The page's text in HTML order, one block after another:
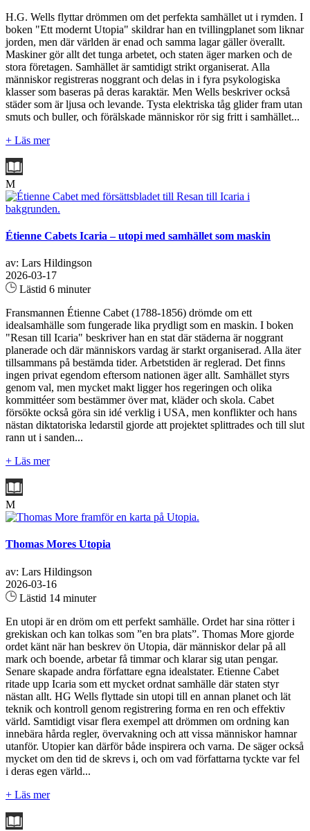
H.G. Wells flyttar drömmen om det perfekta samhället ut i rymden. I
boken "Ett modernt Utopia" skildrar han en tvillingplanet som liknar
jorden, men där världen är enad och samma lagar gäller överallt.
Maskiner gör allt det tunga arbetet, och staten äger marken och de
stora företagen. Samhället är samtidigt strikt organiserat. Alla
människor registreras noggrant och delas in i fyra psykologiska
klasser som baseras på deras karaktär. Men Wells beskriver också
städer som är ljusa och levande. Tysta elektriska tåg glider fram utan
smuts och buller, och förälskade människor rör sig fritt i samhället...
+ Läs mer
M
Étienne Cabets Icaria – utopi med samhället som maskin
av: Lars Hildingson
2026-03-17
Lästid 6 minuter
Fransmannen Étienne Cabet (1788-1856) drömde om ett
idealsamhälle som fungerade lika prydligt som en maskin. I boken
"Resan till Icaria" beskriver han en stat där städerna är noggrant
planerade och där människors vardag är starkt organiserad. Alla äter
tillsammans på bestämda tider. Arbetstiden är reglerad. Det finns
ingen privat egendom eftersom nationen äger allt. Samhället styrs
genom val, men mycket makt ligger hos regeringen och olika
kommittéer som bestämmer över mat, kläder och skola. Cabet
försökte också göra sin idé verklig i USA, men konflikter och hans
nästan diktatoriska ledarstil gjorde att projektet splittrades och till slut
rann ut i sanden...
+ Läs mer
M
Thomas Mores Utopia
av: Lars Hildingson
2026-03-16
Lästid 14 minuter
En utopi är en dröm om ett perfekt samhälle. Ordet har sina rötter i
grekiskan och kan tolkas som ”en bra plats”. Thomas More gjorde
ordet känt när han beskrev ön Utopia, där människor delar på all
mark och boende, arbetar få timmar och klarar sig utan pengar.
Senare skapade andra författare egna idealstater. Etienne Cabet
ritade upp Icaria som ett mycket ordnat samhälle där staten styr
nästan allt. HG Wells flyttade sin utopi till en annan planet och lät
teknik och kontroll genom registrering forma en ren och effektiv
värld. Samtidigt visar flera exempel att drömmen om ordning kan
innebära hårda regler, övervakning och att vissa människor hamnar
utanför. Utopier kan därför både inspirera och varna. De säger också
mycket om den tid de skrevs i, och om vad författarna tyckte var fel
i deras egen värld...
+ Läs mer